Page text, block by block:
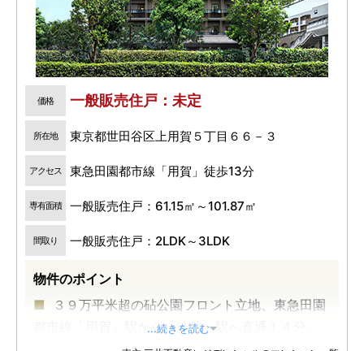
価格 一般販売住戸：未定
所在地 東京都世田谷区上用賀５丁目６６－３
アクセス 東急田園都市線「用賀」徒歩13分
専有面積 一般販売住戸：61.15㎡～101.87㎡
間取り 一般販売住戸：2LDK～3LDK
物件のポイント
３９万平米超の砧公園フロント立地、東急田園
都市線「用賀」駅から「渋谷」駅へ直通１４分。
...続きを読む